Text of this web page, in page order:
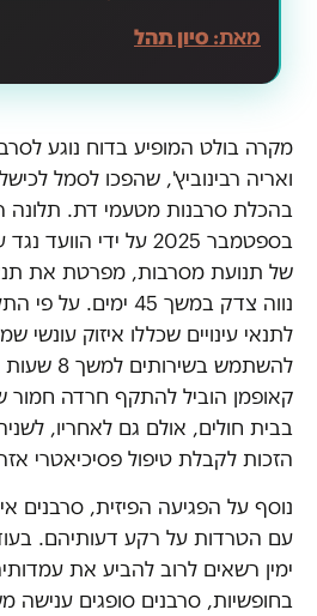
מאת: סיון תהל
מקרה בולט המופיע בדוח נוגע
ואריה רבינוביץ', שהפכו לסמל
בספטמבר 2025 על ידי
של תנועת מסרבות, מפרטת את
נווה צדק במשך 45
לתנאי עינויים שכללו איזוק
להשתמש
קאופמן הוביל להתקף חרדה חמור
בבית חולים, אולם גם לאחריו,
הזכות לקבלת טיפול פסיכיאטרי
נוסף על הפגיעה הפיזית, סרבנים
עם הטרדות על רקע דעותיהם.
ימין רשאים לרוב להביע את
בחופשיות, סרבנים סופגים